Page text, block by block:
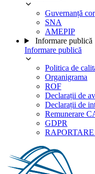
Guvernanță
SNA
AMEPIP
Informare publică
Informare publică
Politica de
Organigrama
ROF
Declarații de
Declarații de
Remunerare
GDPR
RAPORTARE